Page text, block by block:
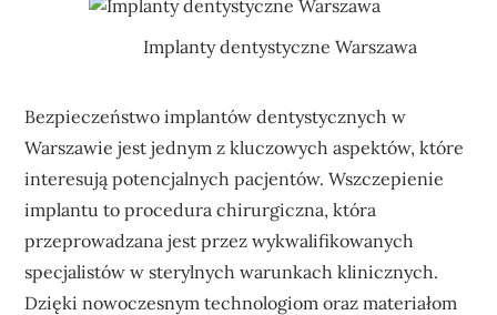
Implanty dentystyczne Warszawa
Bezpieczeństwo implantów dentystycznych w
Warszawie jest jednym z kluczowych aspektów, które
interesują potencjalnych pacjentów. Wszczepienie
implantu to procedura chirurgiczna, która
przeprowadzana jest przez wykwalifikowanych
specjalistów w sterylnych warunkach klinicznych.
Dzięki nowoczesnym technologiom oraz materiałom